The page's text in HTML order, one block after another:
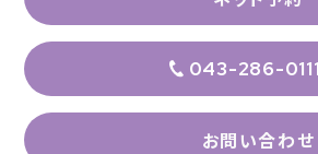
043-286-0111
お問い合わせ